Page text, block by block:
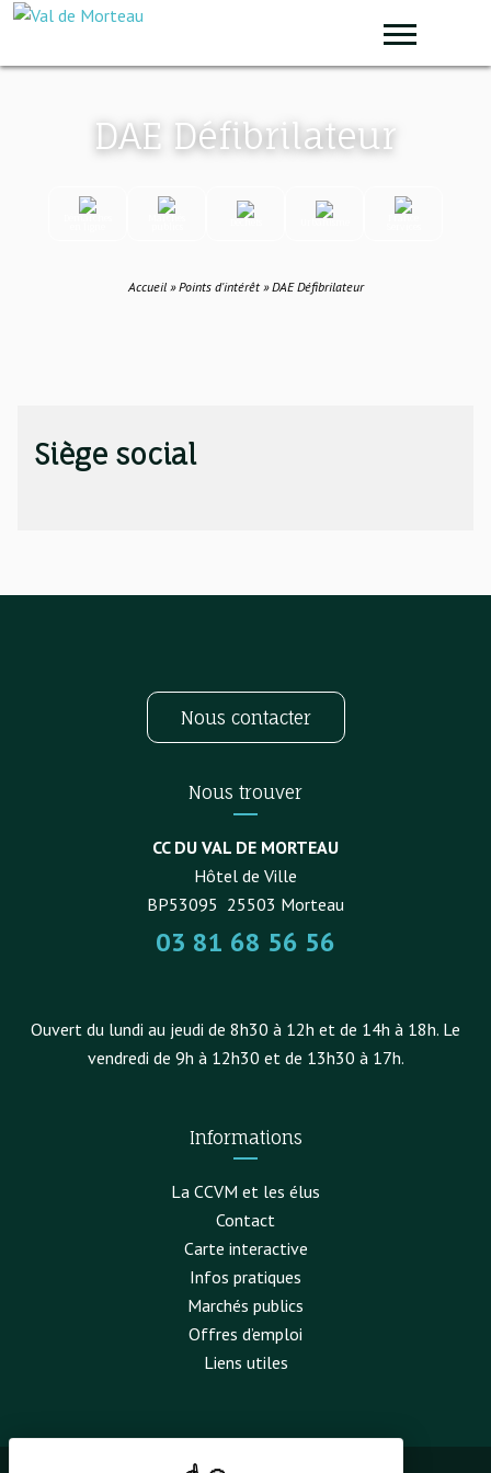
DAE Défibrilateur
Accueil»Points d'intérêt»DAE Défibrilateur
Siège social
Nous contacter
Nous trouver
CC DU VAL DE MORTEAU
Hôtel de Ville
BP53095 25503 Morteau
03 81 68 56 56
Ouvert du lundi au jeudi de 8h30 à 12h et de 14h à 18h. Le
vendredi de 9h à 12h30 et de 13h30 à 17h.
Informations
La CCVM et les élus
Contact
Carte interactive
Infos pratiques
Marchés publics
Offres d’emploi
Liens utiles
Panneau de gestion des cookies